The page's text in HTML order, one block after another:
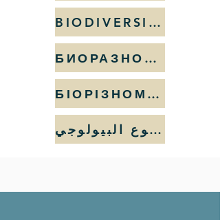
BIODIVERSITATE
БИОРАЗНООБРАЗИЕ
БІОРІЗНОМАНІТТЯ
التنوع البيولوجي